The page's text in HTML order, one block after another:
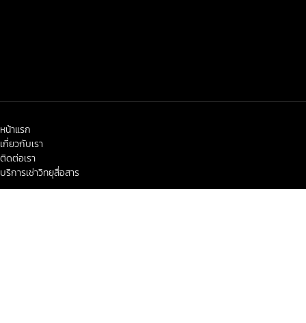
หน้าแรก
เกี่ยวกับเรา
ติดต่อเรา
บริการเช่าวิทยุสื่อสาร